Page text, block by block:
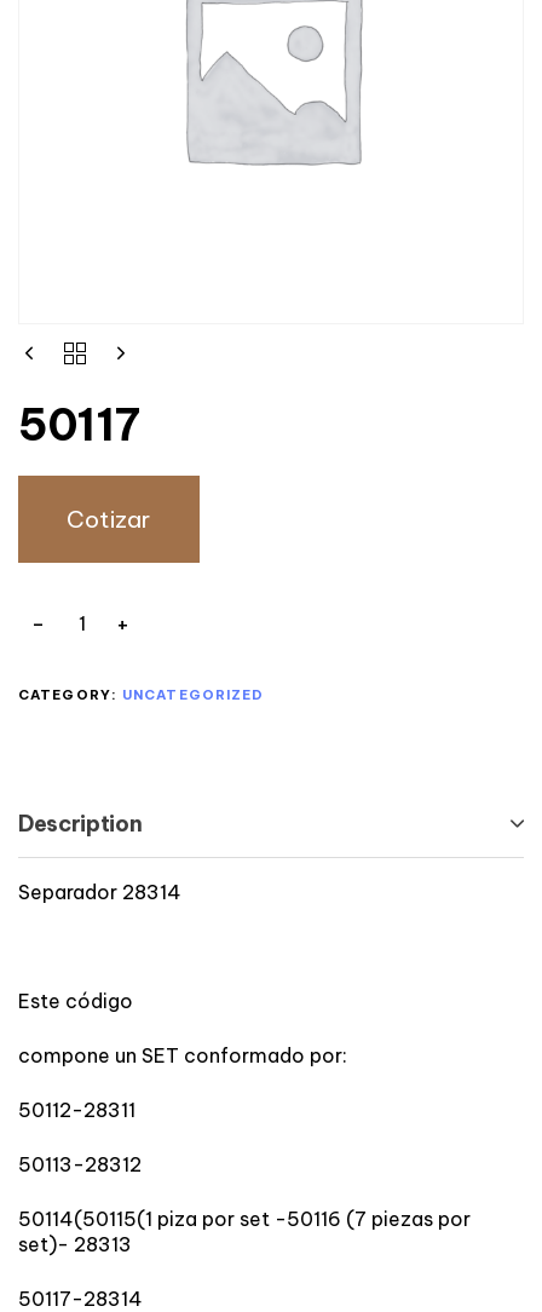
50117
Cotizar
CATEGORY: UNCATEGORIZED
Description
Separador 28314
Este código
compone un SET conformado por:
50112-28311
50113-28312
50114(50115(1 piza por set -50116 (7 piezas por
set)- 28313
50117-28314